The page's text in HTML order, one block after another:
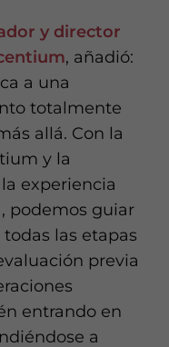
y director
, añadió:
a una
totalmente
allá. Con la
y la
experiencia
podemos guiar
las etapas
previa
entrando en
a